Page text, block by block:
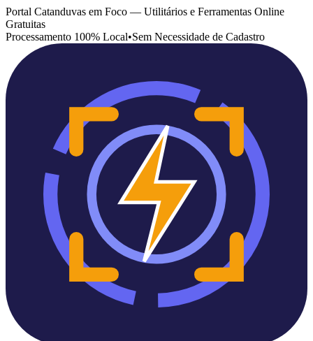
Portal Catanduvas em Foco — Utilitários e Ferramentas Online
Gratuitas
Processamento 100% Local•Sem Necessidade de Cadastro